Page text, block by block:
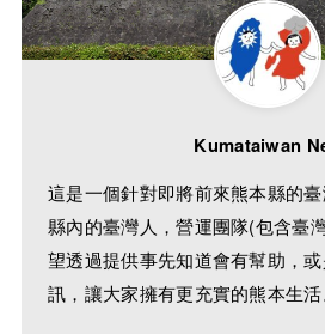
Kumataiwan
這是一個針對即將前來熊本縣的
縣內的臺灣人，營運團隊(包含臺
望透過提供事先知道會有幫助，
訊，讓大家擁有更充實的熊本生活